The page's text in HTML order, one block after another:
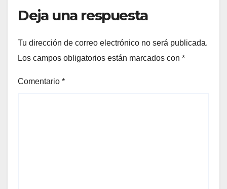
Deja una respuesta
Tu dirección de correo electrónico no será publicada.
Los campos obligatorios están marcados con *
Comentario *